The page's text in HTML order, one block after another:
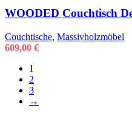
WOODED Couchtisch
Couchtische, Massivholzmöbel
609,00 €
1
2
3
→